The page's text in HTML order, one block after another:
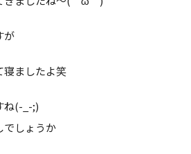
が
寝ましたよ笑
ね(-_-;)
でしょうか